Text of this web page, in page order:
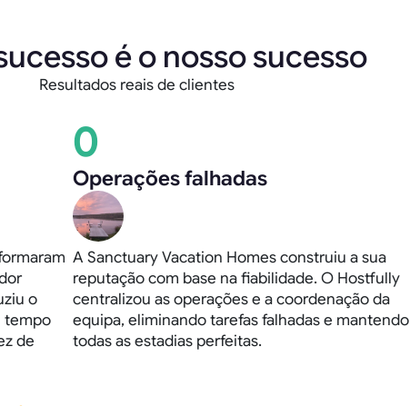
é o nosso sucesso
Resultados reais de clientes
o
tempo
de
0
Operações falhadas
A Sanctuary Vacation Homes construiu a sua
reputação com base na fiabilidade. O Hostfully
centralizou as operações e a coordenação da
equipa, eliminando tarefas falhadas e mantendo
todas as estadias perfeitas.